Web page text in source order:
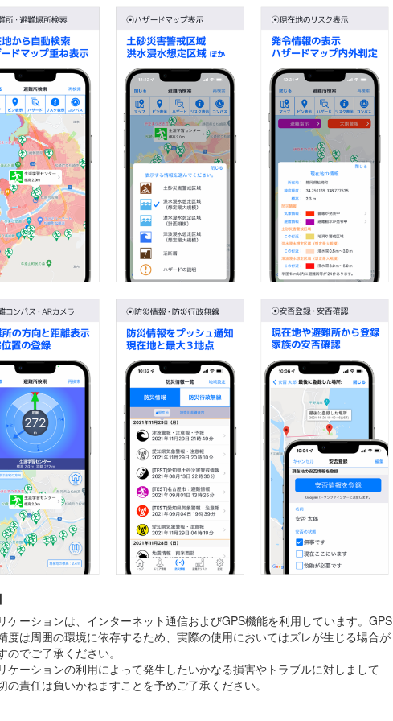
ケーションは、インターネット通信およびGPS機能を利用しています。GPS
度は周囲の環境に依存するため、実際の使用においてはズレが生じる場合が
のでご了承ください。
ケーションの利用によって発生したいかなる損害やトラブルに対しまして
の責任は負いかねますことを予めご了承ください。